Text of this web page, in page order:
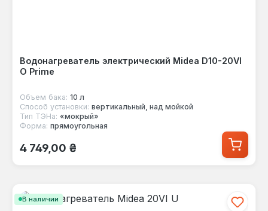
Водонагреватель электрический Midea D10-20VI
O Prime
Объем бака: 10 л
Способ установки: вертикальный, над мойкой
Тип ТЭНа: «мокрый»
Форма: прямоугольная
Обычная цена:
4 749,00 ₴
В наличии